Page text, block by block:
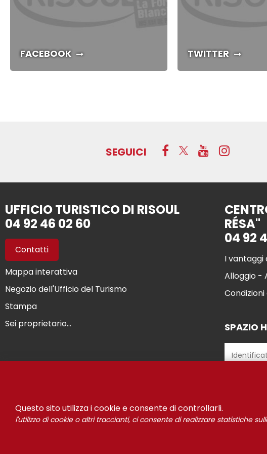
FACEBOOK TWITTER
SEGUICI
UFFICIO TURISTICO DI RISOUL
04 92 46 02 60
Contatti
Mappa interattiva
Negozio dell'Ufficio del Turismo
Stampa
Sei proprietario...
RÉSA"
04 92
I vantaggi
Alloggio -
SPAZIO
Questo sito utilizza i cookie e consente di controllarli.
l'utilizzo di cookie o altri traccianti, ci consente di realizzare statistiche